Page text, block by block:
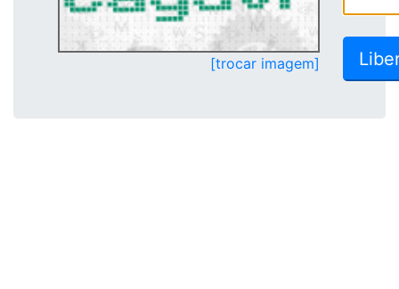
[trocar imagem]